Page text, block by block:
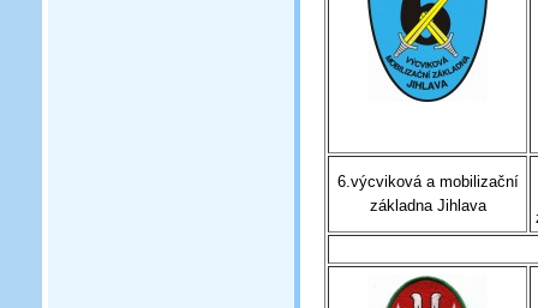
6.výcviková a mobilizační
základna Jihlava